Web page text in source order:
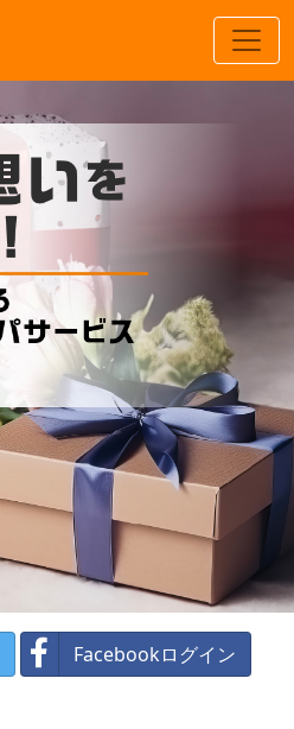
Facebookログイン